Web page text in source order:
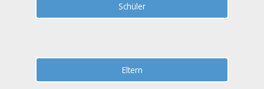
Schüler
Eltern